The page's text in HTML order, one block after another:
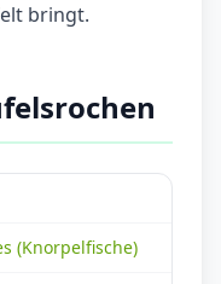
bringt.
(Knorpelfische)